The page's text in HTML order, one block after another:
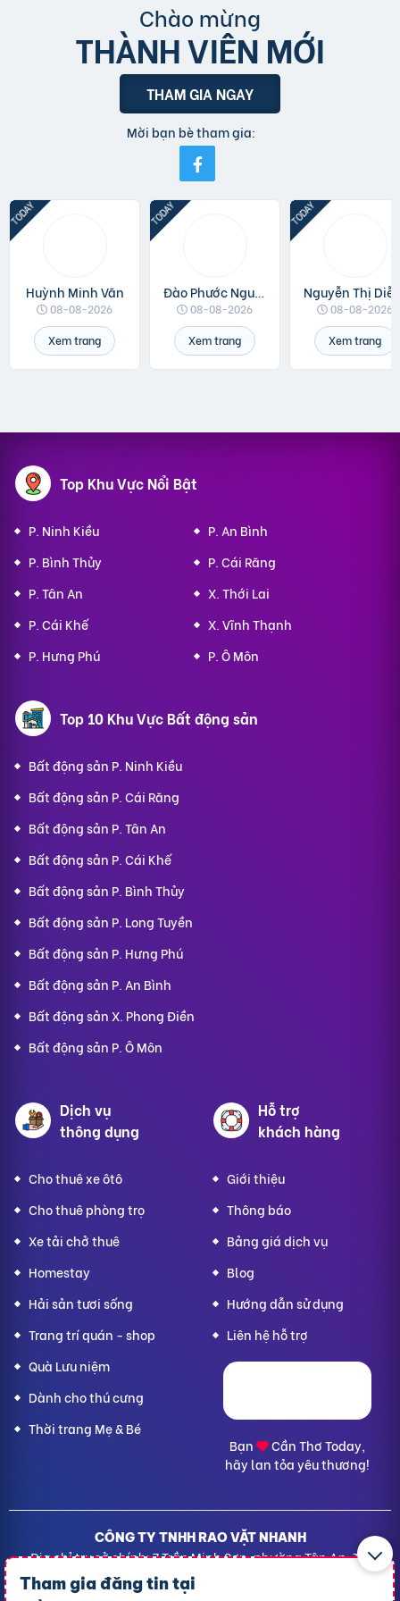
Tham gia đăng tin tại
Chào mừng
THÀNH VIÊN MỚI
THAM GIA NGAY
Mời bạn bè tham gia:
Huỳnh Minh Văn
08-08-2026
Xem trang
Đào Phước Nguyên
08-08-2026
Xem trang
08-08-2026
Xem trang
Top Khu Vực Nổi Bật
P. Ninh Kiều
P. An Bình
P. Bình Thủy
P. Cái Răng
P. Tân An
X. Thới Lai
P. Cái Khế
X. Vĩnh Thạnh
P. Hưng Phú
P. Ô Môn
Top 10 Khu Vực Bất động sản
Bất động sản P. Ninh Kiều
Bất động sản P. Cái Răng
Bất động sản P. Tân An
Bất động sản P. Cái Khế
Bất động sản P. Bình Thủy
Bất động sản P. Long Tuyền
Bất động sản P. Hưng Phú
Bất động sản P. An Bình
Bất động sản X. Phong Điền
Bất động sản P. Ô Môn
Dịch vụ
thông dụng
Cho thuê xe ôtô
Cho thuê phòng trọ
Xe tải chở thuê
Homestay
Hải sản tươi sống
Trang trí quán - shop
Quà Lưu niệm
Dành cho thú cưng
Thời trang Mẹ & Bé
Hỗ trợ
khách hàng
Giới thiệu
Thông báo
Bảng giá dịch vụ
Blog
Hướng dẫn sử dụng
Liên hệ hỗ trợ
Bạn
Cần Thơ Today,
hãy lan tỏa yêu thương!
CÔNG TY TNHH RAO VẶT NHANH
Địa chỉ trụ sở chính: 7 Trần Minh Sơn, phường Tân An, TP.
Cần Thơ